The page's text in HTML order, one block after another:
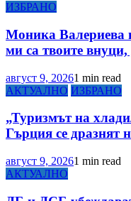
ИЗБРАНО
Моника Валериева
ми са твоите
август 9, 20261 min read
АКТУАЛНО ИЗБРАНО
„Туризмът на
Гърция се дразнят
август 9, 20261 min read
АКТУАЛНО